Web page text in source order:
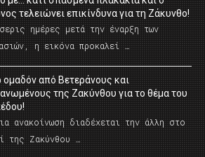
τελειώνει επικίνδυνα για τη Ζάκυνθο!
ημέρες μετά την έναρξη των
η εικόνα προκαλεί …
ομαδόν από Βετεράνους και
της Ζακύνθου για το θέμα του
ανακοίνωση διαδέχεται την άλλη στο
της Ζακύνθου …